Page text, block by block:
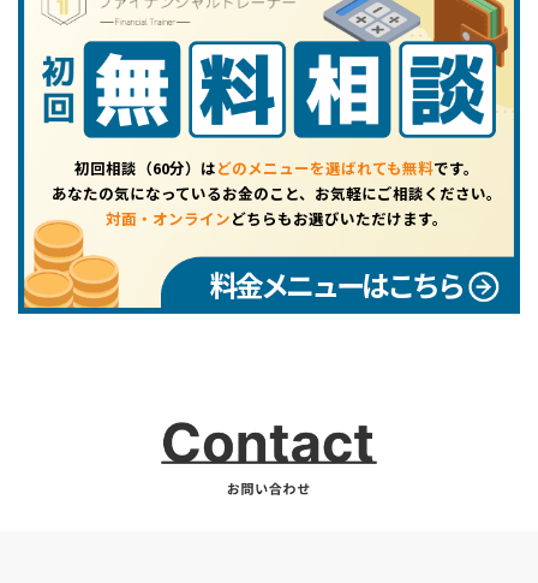
初回相談（60分）はどのメニューを選ばれても無料です。
あなたの気になっているお金のこと、お気軽にご相談ください。
対面・オンラインどちらもお選びいただけます。
料金メニューはこちら